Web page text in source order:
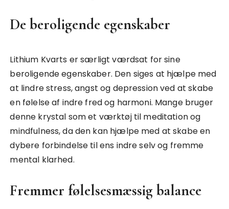
De beroligende egenskaber
Lithium Kvarts er særligt værdsat for sine
beroligende egenskaber. Den siges at hjælpe med
at lindre stress, angst og depression ved at skabe
en følelse af indre fred og harmoni. Mange bruger
denne krystal som et værktøj til meditation og
mindfulness, da den kan hjælpe med at skabe en
dybere forbindelse til ens indre selv og fremme
mental klarhed.
Fremmer følelsesmæssig balance